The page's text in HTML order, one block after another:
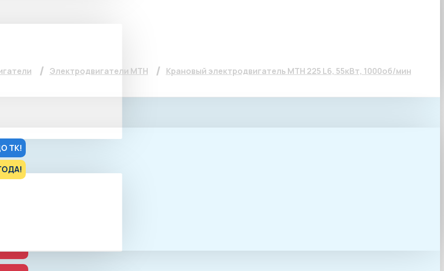
МТН 225 L6, 55кВт, 1000об/мин
Электродвигатели МТН Крановый электродвигатель МТН 225 L6, 55кВт, 1000об/мин
ТК!